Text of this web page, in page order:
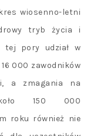
wiosenno-letni
tryb życia i
tej pory udział w
000 zawodników
a zmagania na
150 000
roku również nie